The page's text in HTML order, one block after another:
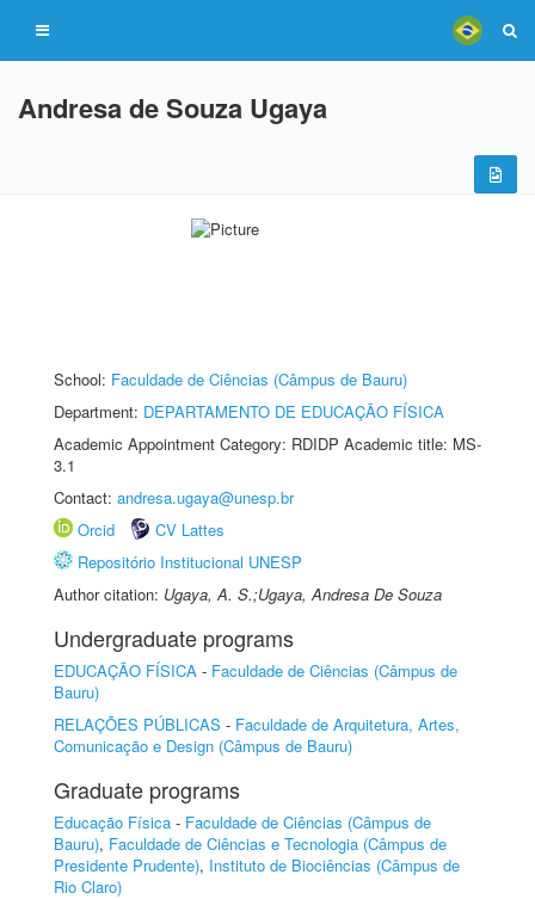
Andresa de Souza Ugaya
School: Faculdade de Ciências (Câmpus de Bauru)
Department: DEPARTAMENTO DE EDUCAÇÃO FÍSICA
Academic Appointment Category: RDIDP Academic title: MS-
3.1
Contact: andresa.ugaya@unesp.br
Orcid
CV Lattes
Repositório Institucional UNESP
Author citation: Ugaya, A. S.;Ugaya, Andresa De Souza
Undergraduate programs
EDUCAÇÃO FÍSICA - Faculdade de Ciências (Câmpus de
Bauru)
RELAÇÕES PÚBLICAS - Faculdade de Arquitetura, Artes,
Comunicação e Design (Câmpus de Bauru)
Graduate programs
Educação Física - Faculdade de Ciências (Câmpus de
Bauru), Faculdade de Ciências e Tecnologia (Câmpus de
Presidente Prudente), Instituto de Biociências (Câmpus de
Rio Claro)